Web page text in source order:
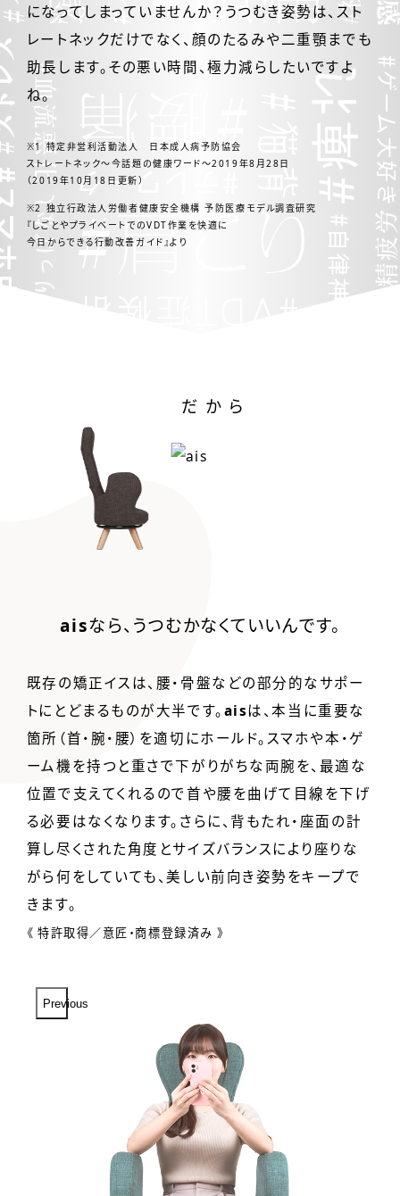
になってしまっていませんか？ うつむき姿勢は、スト
レートネックだけでなく、顔のたるみや二重顎までも
助長します。その悪い時間、極力減らしたいですよ
ね。
※1 特定非営利活動法人 日本成人病予防協会
ストレートネック〜今話題の健康ワード〜2019年8月28日
（2019年10月18日更新）
※2 独立行政法人労働者健康安全機構 予防医療モデル調査研究
『しごとやプライベートでのVDT作業を快適に
今日からできる行動改善ガイド』より
だから
aisなら、うつむかなくていいんです。
既存の矯正イスは、腰・骨盤などの部分的なサポー
トにとどまるものが大半です。aisは、本当に重要な
箇所（首・腕・腰）を適切にホールド。スマホや本・ゲ
ーム機を持つと重さで下がりがちな両腕を、最適な
位置で支えてくれるので首や腰を曲げて目線を下げ
る必要はなくなります。 さらに、背もたれ・座面の計
算し尽くされた角度とサイズバランスにより座りな
がら何をしていても、美しい前向き姿勢をキープで
きます。
《 特許取得／意匠・商標登録済み 》
Previous